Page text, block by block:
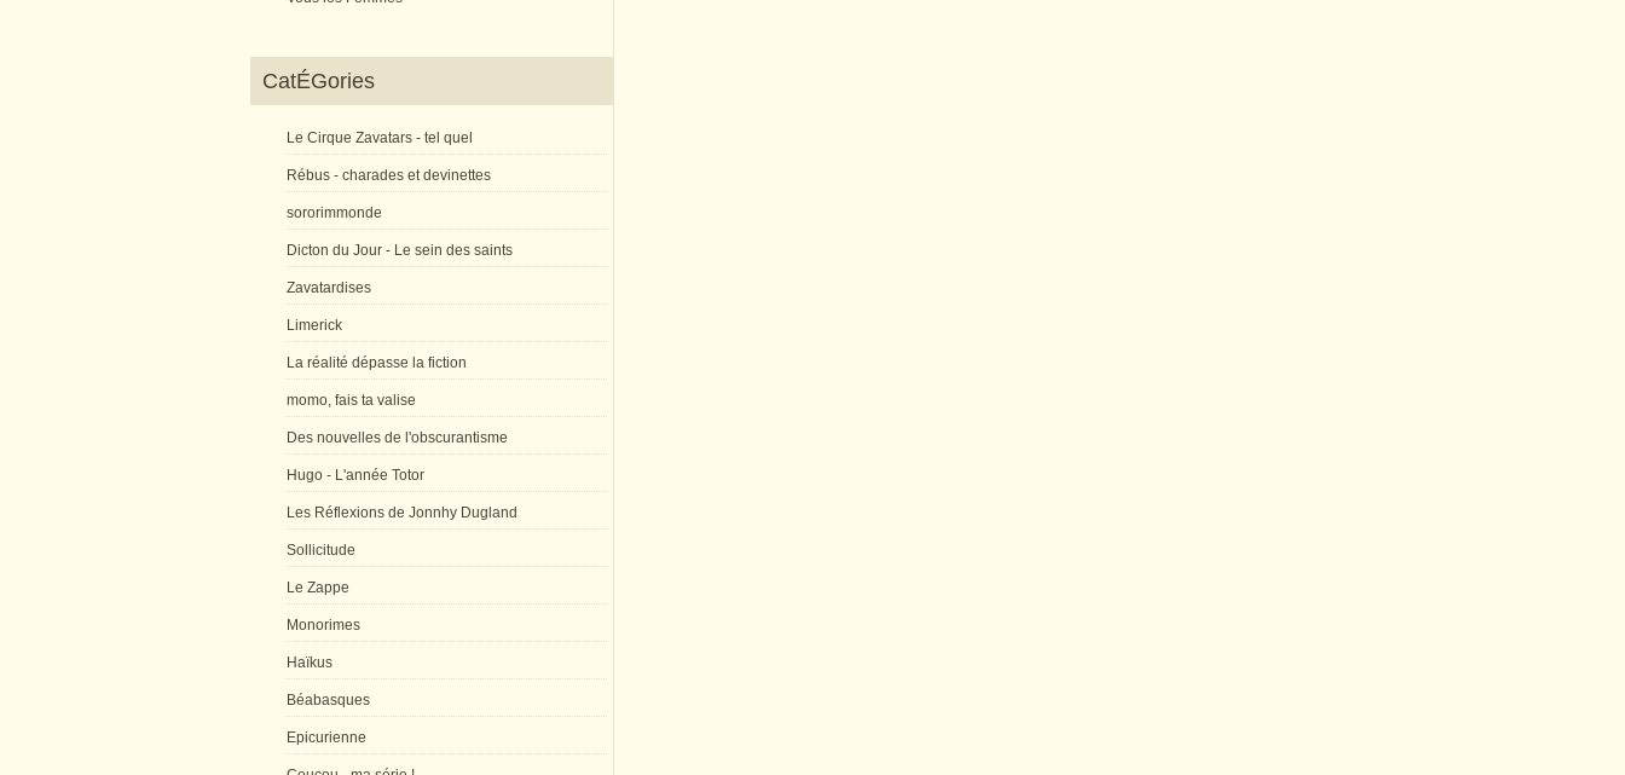
CatÉGories
Le Cirque Zavatars - tel quel
Rébus - charades et devinettes
sororimmonde
Dicton du Jour - Le sein des saints
Zavatardises
Limerick
La réalité dépasse la fiction
momo, fais ta valise
Des nouvelles de l'obscurantisme
Hugo - L'année Totor
Les Réflexions de Jonnhy Dugland
Sollicitude
Le Zappe
Monorimes
Haïkus
Béabasques
Epicurienne